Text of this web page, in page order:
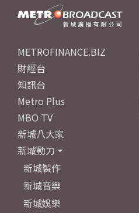
METROFINANCE.BIZ
財經台
知訊台
Metro Plus
MBO TV
新城八大家
新城動力
新城製作
新城音樂
新城娛樂